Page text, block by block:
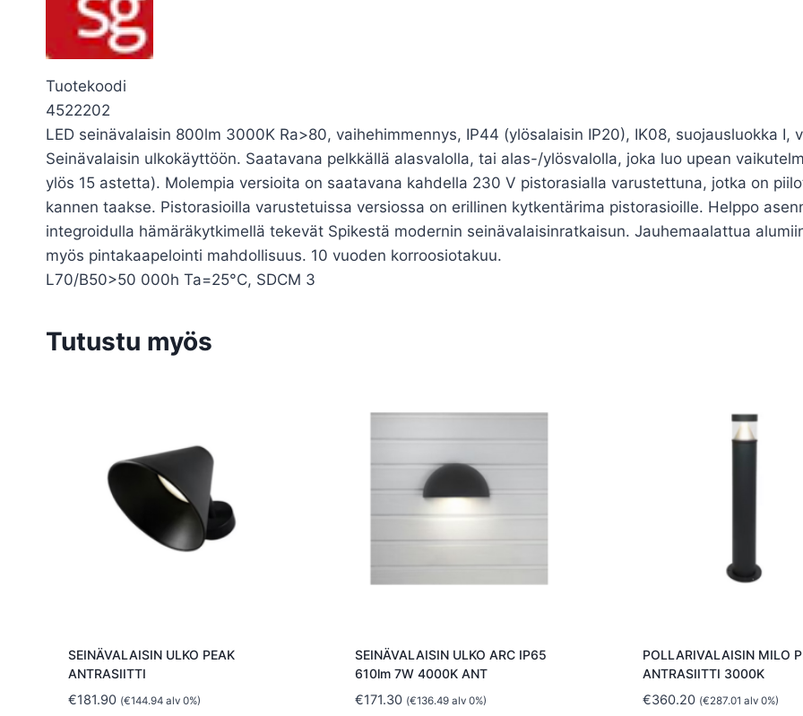
Tuotekoodi
4522202
LED seinävalaisin 800lm 3000K Ra>80, vaihehimmennys, IP44 (ylösalaisin IP20), IK08, suojausluokka I,
Seinävalaisin ulkokäyttöön. Saatavana pelkkällä alasvalolla, tai alas-/ylösvalolla, joka luo upean
ylös 15 astetta). Molempia versioita on saatavana kahdella 230 V pistorasialla varustettuna, jotka on
kannen taakse. Pistorasioilla varustetuissa versiossa on erillinen kytkentärima pistorasioille. Helppo
integroidulla hämäräkytkimellä tekevät Spikestä modernin seinävalaisinratkaisun. Jauhemaalattua
myös pintakaapelointi mahdollisuus. 10 vuoden korroosiotakuu.
L70/B50>50 000h Ta=25°C, SDCM 3
Tutustu myös
SEINÄVALAISIN ULKO PEAK
ANTRASIITTI
€181.90 (€144.94alv 0%)
SEINÄVALAISIN ULKO ARC IP65
610lm 7W 4000K ANT
€171.30 (€136.49 alv 0%)
POLLARIVALAISIN MILO
ANTRASIITTI 3000K
€360.20 (€287.01 alv 0%)